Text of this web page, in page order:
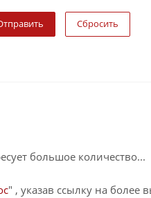
Сбросить
большое количество...
" , указав ссылку на более